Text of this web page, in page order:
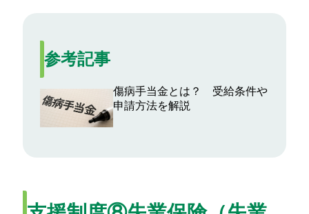
参考記事
傷病手当金とは？ 受給条件や
申請方法を解説